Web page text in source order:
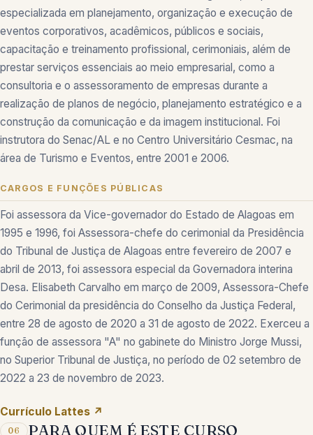
especializada em planejamento, organização e execução de
eventos corporativos, acadêmicos, públicos e sociais,
capacitação e treinamento profissional, cerimoniais, além de
prestar serviços essenciais ao meio empresarial, como a
consultoria e o assessoramento de empresas durante a
realização de planos de negócio, planejamento estratégico e a
construção da comunicação e da imagem institucional. Foi
instrutora do Senac/AL e no Centro Universitário Cesmac, na
área de Turismo e Eventos, entre 2001 e 2006.
CARGOS E FUNÇÕES PÚBLICAS
Foi assessora da Vice-governador do Estado de Alagoas em
1995 e 1996, foi Assessora-chefe do cerimonial da Presidência
do Tribunal de Justiça de Alagoas entre fevereiro de 2007 e
abril de 2013, foi assessora especial da Governadora interina
Desa. Elisabeth Carvalho em março de 2009, Assessora-Chefe
do Cerimonial da presidência do Conselho da Justiça Federal,
entre 28 de agosto de 2020 a 31 de agosto de 2022. Exerceu a
função de assessora "A" no gabinete do Ministro Jorge Mussi,
no Superior Tribunal de Justiça, no período de 02 setembro de
2022 a 23 de novembro de 2023.
Currículo Lattes ↗
06 PARA QUEM É ESTE CURSO